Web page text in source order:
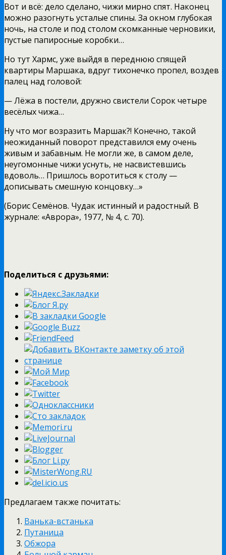
Вот и всё: дело сделано, чижи мирно спят. Наконец
можно разогнуть усталые спины. За окном глубокая
ночь, на столе и под столом скомканные черновики,
пустые папиросные коробки…
Но тут Хармс, уже выйдя в переднюю спящей
квартиры Маршака, вдруг тихонечко пропел, воздев
палец над головой:
— Лёжа в постели, дружно свистели Сорок четыре
весёлых чижа…
Ну что мог возразить Маршак?! Конечно, такой
неожиданный поворот представился ему очень
живым и забавным. Не могли же, в самом деле,
неугомонные чижи уснуть, не насвистевшись
вдоволь… Пришлось воротиться к столу —
дописывать смешную концовку…»
(Борис Семёнов. Чудак истинный и радостный. В
журнале: «Аврора», 1977, № 4, с. 70).
Поделиться с друзьями:
Предлагаем также почитать:
Ванька-встанька
Путаница
Обжора